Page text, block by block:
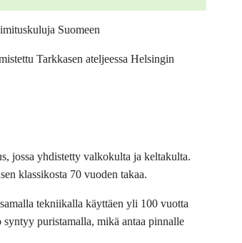
Suomeen
Tarkkasen ateljeessa Helsingin
jossa yhdistetty valkokulta ja keltakulta.
klassikosta 70 vuoden takaa.
tekniikalla käyttäen yli 100 vuotta
syntyy puristamalla, mikä antaa pinnalle